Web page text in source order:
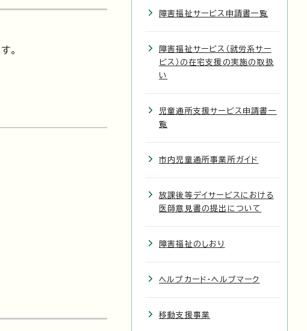
。
障害福祉サービス申請書一覧
障害福祉サービス（就労系サー
ビス）の在宅支援の実施の取扱
い
児童通所支援サービス申請書一
覧
市内児童通所事業所ガイド
放課後等デイサービスにおける
医師意見書の提出について
障害福祉のしおり
ヘルプカード・ヘルプマーク
移動支援事業